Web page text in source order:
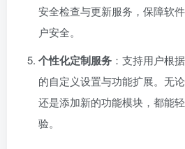
安全检查与更新服务，保障软
户安全。
个性化定制服务 ：支持用户根
的自定义设置与功能扩展。无
还是添加新的功能模块，都能
验。